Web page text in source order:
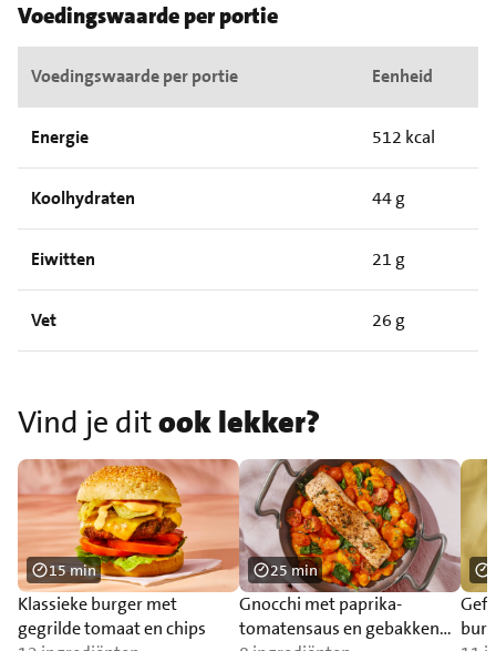
Voedingswaarde per portie
Voedingswaarde per portie Eenheid
Energie 512 kcal
Koolhydraten 44 g
Eiwitten 21 g
Vet 26 g
Vind je ditook lekker?
Klassieke burger met
gegrilde tomaat en chips
15 min
Gnocchi met paprika-
tomatensaus en gebakken
25 min